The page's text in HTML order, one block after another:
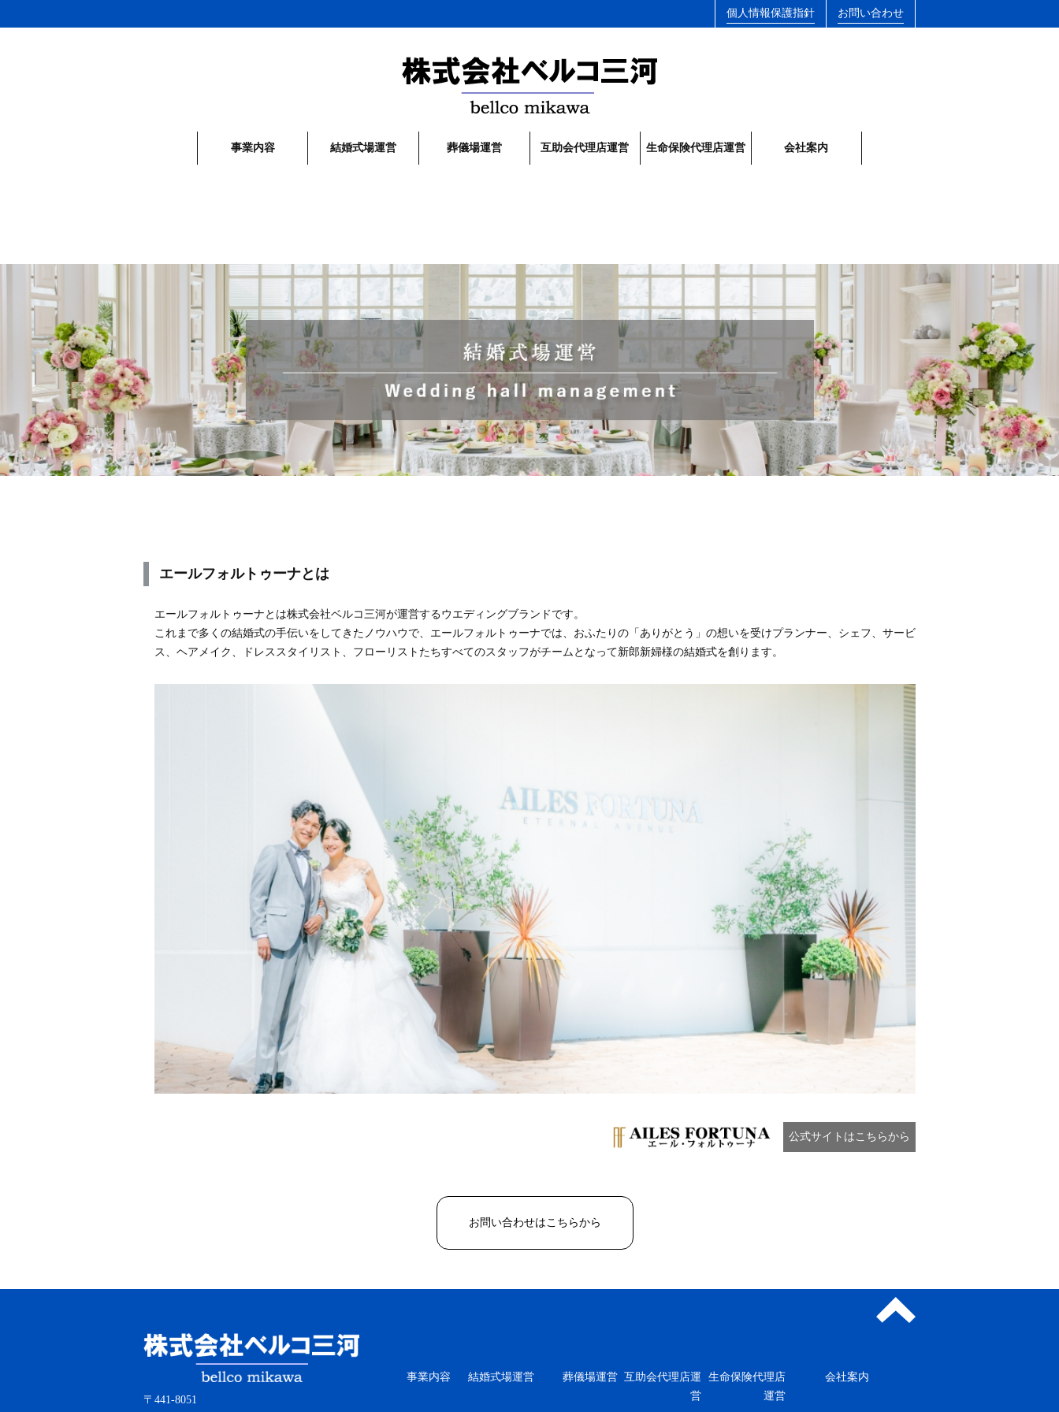
個人情報保護指針 お問い合わせ
事業内容 結婚式場運営 葬儀場運営 互助会代理店運営 生命保険代理店運営 会社案内
エールフォルトゥーナとは
エールフォルトゥーナとは株式会社ベルコ三河が運営するウエディングブランドです。
これまで多くの結婚式の手伝いをしてきたノウハウで、エールフォルトゥーナでは、おふたりの「ありがとう」の想いを受けプランナー、シェフ、サービ
ス、ヘアメイク、ドレススタイリスト、フローリストたちすべてのスタッフがチームとなって新郎新婦様の結婚式を創ります。
公式サイトはこちらから
お問い合わせはこちらから
〒441-8051
事業内容 結婚式場運営 葬儀場運営 互助会代理店運
営
生命保険代理店
運営
会社案内